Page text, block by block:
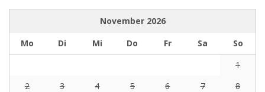
November 2026
Mo
Di Mi Do Fr Sa
So
1
2
3 4 5 6 7
8